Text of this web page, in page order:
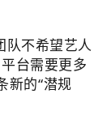
不希望艺人
台需要更多
新的“潜规